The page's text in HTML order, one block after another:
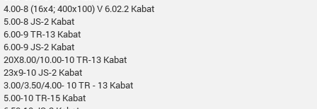
4.00-8 (16x4; 400x100) V 6.02.2 Kabat
5.00-8 JS-2 Kabat
6.00-9 TR-13 Kabat
6.00-9 JS-2 Kabat
20X8.00/10.00-10 TR-13 Kabat
23x9-10 JS-2 Kabat
3.00/3.50/4.00- 10 TR - 13 Kabat
5.00-10 TR-15 Kabat